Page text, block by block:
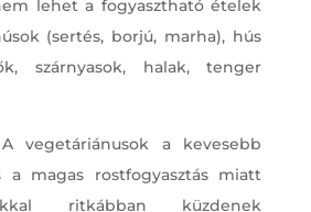
lehet a fogyasztható ételek
(sertés, borjú, marha), hús
szárnyasok, halak, tenger
A vegetáriánusok a kevesebb
a magas rostfogyasztás miatt
ritkábban küzdenek